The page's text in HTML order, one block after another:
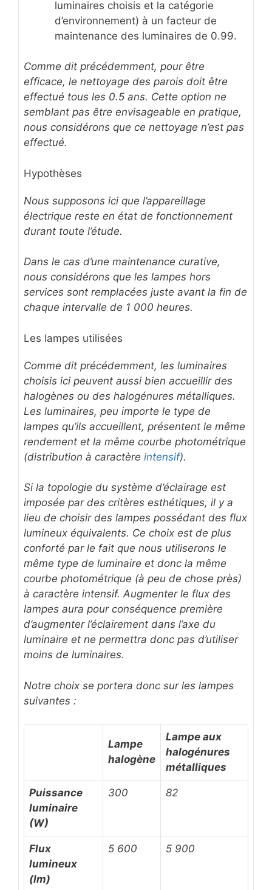
luminaires choisis et la catégorie
d’environnement) à un facteur de
maintenance des luminaires de 0.99.
Comme dit précédemment, pour être
efficace, le nettoyage des parois doit être
effectué tous les 0.5 ans. Cette option ne
semblant pas être envisageable en pratique,
nous considérons que ce nettoyage n’est pas
effectué.
Hypothèses
Nous supposons ici que l’appareillage
électrique reste en état de fonctionnement
durant toute l’étude.
Dans le cas d’une maintenance curative,
nous considérons que les lampes hors
services sont remplacées juste avant la fin de
chaque intervalle de 1 000 heures.
Les lampes utilisées
Comme dit précédemment, les luminaires
choisis ici peuvent aussi bien accueillir des
halogènes ou des halogénures métalliques.
Les luminaires, peu importe le type de
lampes qu’ils accueillent, présentent le même
rendement et la même courbe photométrique
(distribution à caractère intensif).
Si la topologie du système d’éclairage est
imposée par des critères esthétiques, il y a
lieu de choisir des lampes possédant des flux
lumineux équivalents. Ce choix est de plus
conforté par le fait que nous utiliserons le
même type de luminaire et donc la même
courbe photométrique (à peu de chose près)
à caractère intensif. Augmenter le flux des
lampes aura pour conséquence première
d’augmenter l’éclairement dans l’axe du
luminaire et ne permettra donc pas d’utiliser
moins de luminaires.
Notre choix se portera donc sur les lampes
suivantes :
Lampe
halogène
Lampe aux
halogénures
métalliques
Puissance
luminaire
(W)
300 82
Flux
lumineux
(lm)
5 600 5 900